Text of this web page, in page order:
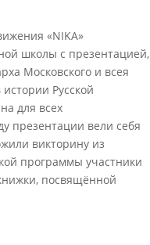
«NIKA»
школы с презентацией,
Московского и всея
Русской
для всех
презентации вели себя
викторину из
программы участники
посвящённой